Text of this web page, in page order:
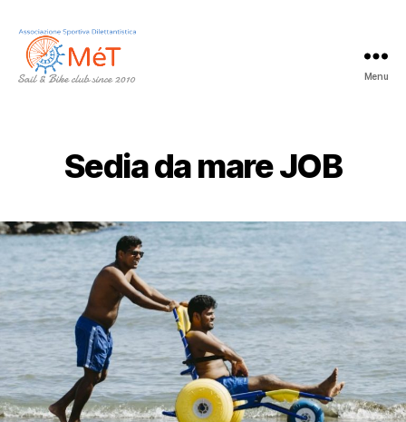
Menu
Sedia da mare JOB